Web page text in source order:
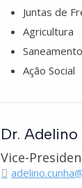
Juntas de
Agricultura
Ação Social
Dr.
Vice-